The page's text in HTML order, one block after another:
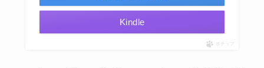
Kindle
ポチップ